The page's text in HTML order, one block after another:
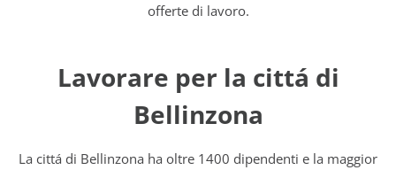
offerte di lavoro.
Lavorare per la cittá di
Bellinzona
La cittá di Bellinzona ha oltre 1400 dipendenti e la maggior